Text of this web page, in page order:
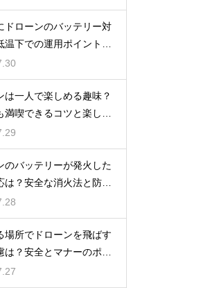
ドローンのバッテリー対
温下での運用ポイントと
は一人で楽しめる趣味？
満喫できるコツと楽しみ
のバッテリーが発火した
は？安全な消火法と防止
場所でドローンを飛ばす
は？安全とマナーのポイ